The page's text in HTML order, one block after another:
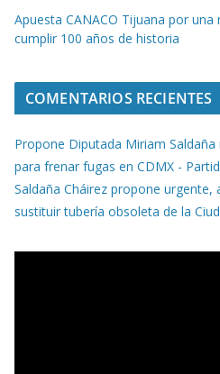
Apuesta CANACO Tijuana por
cumplir 100 años de historia
COMENTARIOS RECIENTES
Propone Diputada Miriam
para frenar fugas en CDMX -
Saldaña Cháirez propone urgente,
sustituir tubería obsoleta de la